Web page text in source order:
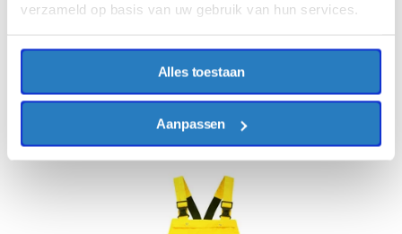
verzameld op basis van uw gebruik van hun services.
Alles toestaan
Aanpassen